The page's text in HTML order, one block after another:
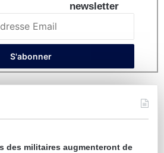
newsletter
des militaires augmenteront de